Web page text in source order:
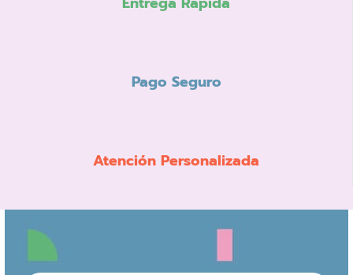
Pago Seguro
Atención Personalizada